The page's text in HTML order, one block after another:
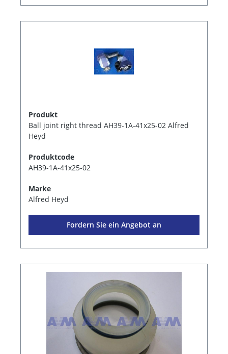
Produkt
Ball joint right thread AH39-1A-41x25-02 Alfred
Heyd
Produktcode
AH39-1A-41x25-02
Marke
Alfred Heyd
Fordern Sie ein Angebot an